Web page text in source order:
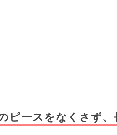
ピースをなくさず、